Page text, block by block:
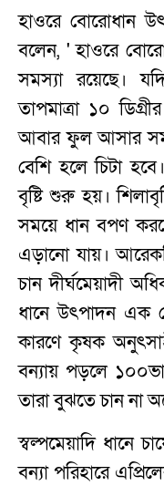
হাওরে বোরোধান
বলেন, ' হাওরে
সমস্যা রয়েছে।
তাপমাত্রা ১০
আবার ফুল আসার সময়
বেশি হলে চিটা
বৃষ্টি শুরু হয়।
সময়ে ধান বপণ
এড়ানো যায়।
চান দীর্ঘমেয়াদী
ধানে উৎপাদন
কারণে কৃষক
বন্যায় পড়লে
তারা বুঝতে চান না
স্বল্পমেয়াদি ধানে
বন্যা পরিহারে